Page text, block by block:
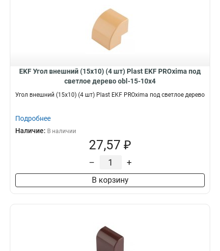
EKF Угол внешний (15х10) (4 шт) Plast EKF PROxima под
светлое дерево obl-15-10x4
Угол внешний (15х10) (4 шт) Plast EKF PROxima под светлое дерево
Подробнее
Наличие: В наличии
27,57 ₽
– +
В корзину